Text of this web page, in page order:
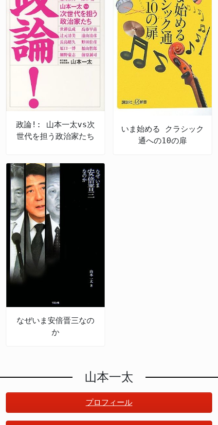
政論!: 山本一太vs次
世代を担う政治家たち
いま始める クラシック
通への10の扉
なぜいま安倍晋三なの
か
山本一太
プロフィール